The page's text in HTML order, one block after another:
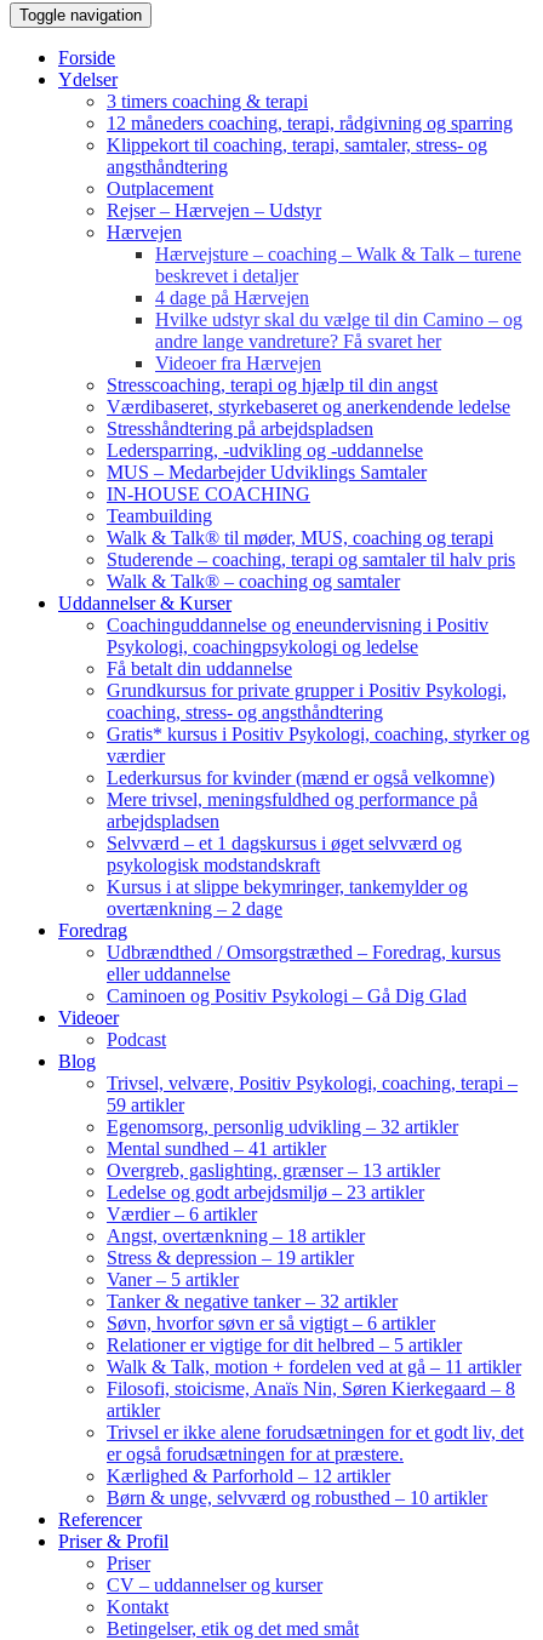
Toggle navigation
Forside
Ydelser
3 timers coaching & terapi
12 måneders coaching, terapi, rådgivning og sparring
Klippekort til coaching, terapi, samtaler, stress- og
angsthåndtering
Outplacement
Rejser – Hærvejen – Udstyr
Hærvejen
Hærvejsture – coaching – Walk & Talk – turene
beskrevet i detaljer
4 dage på Hærvejen
Hvilke udstyr skal du vælge til din Camino – og
andre lange vandreture? Få svaret her
Videoer fra Hærvejen
Stresscoaching, terapi og hjælp til din angst
Værdibaseret, styrkebaseret og anerkendende ledelse
Stresshåndtering på arbejdspladsen
Ledersparring, -udvikling og -uddannelse
MUS – Medarbejder Udviklings Samtaler
IN-HOUSE COACHING
Teambuilding
Walk & Talk® til møder, MUS, coaching og terapi
Studerende – coaching, terapi og samtaler til halv pris
Walk & Talk® – coaching og samtaler
Uddannelser & Kurser
Coachinguddannelse og eneundervisning i Positiv
Psykologi, coachingpsykologi og ledelse
Få betalt din uddannelse
Grundkursus for private grupper i Positiv Psykologi,
coaching, stress- og angsthåndtering
Gratis* kursus i Positiv Psykologi, coaching, styrker og
værdier
Lederkursus for kvinder (mænd er også velkomne)
Mere trivsel, meningsfuldhed og performance på
arbejdspladsen
Selvværd – et 1 dagskursus i øget selvværd og
psykologisk modstandskraft
Kursus i at slippe bekymringer, tankemylder og
overtænkning – 2 dage
Foredrag
Udbrændthed / Omsorgstræthed – Foredrag, kursus
eller uddannelse
Caminoen og Positiv Psykologi – Gå Dig Glad
Videoer
Podcast
Blog
Trivsel, velvære, Positiv Psykologi, coaching, terapi –
59 artikler
Egenomsorg, personlig udvikling – 32 artikler
Mental sundhed – 41 artikler
Overgreb, gaslighting, grænser – 13 artikler
Ledelse og godt arbejdsmiljø – 23 artikler
Værdier – 6 artikler
Angst, overtænkning – 18 artikler
Stress & depression – 19 artikler
Vaner – 5 artikler
Tanker & negative tanker – 32 artikler
Søvn, hvorfor søvn er så vigtigt – 6 artikler
Relationer er vigtige for dit helbred – 5 artikler
Walk & Talk, motion + fordelen ved at gå – 11 artikler
Filosofi, stoicisme, Anaïs Nin, Søren Kierkegaard – 8
artikler
Trivsel er ikke alene forudsætningen for et godt liv, det
er også forudsætningen for at præstere.
Kærlighed & Parforhold – 12 artikler
Børn & unge, selvværd og robusthed – 10 artikler
Referencer
Priser & Profil
Priser
CV – uddannelser og kurser
Kontakt
Betingelser, etik og det med småt